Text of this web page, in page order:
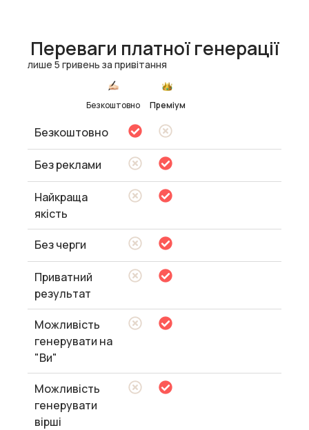
Переваги платної генерації
лише 5 гривень за привітання
Безкоштовно Преміум
Безкоштовно
Без реклами
Найкраща
якість
Без черги
Приватний
результат
Можливість
генерувати на
"Ви"
Можливість
генерувати
вірші